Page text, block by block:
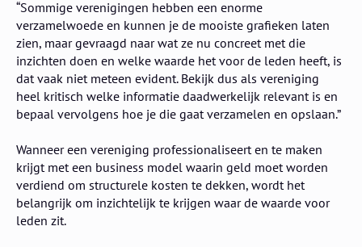
“Sommige verenigingen hebben een enorme
verzamelwoede en kunnen je de mooiste grafieken laten
zien, maar gevraagd naar wat ze nu concreet met die
inzichten doen en welke waarde het voor de leden heeft, is
dat vaak niet meteen evident. Bekijk dus als vereniging
heel kritisch welke informatie daadwerkelijk relevant is en
bepaal vervolgens hoe je die gaat verzamelen en opslaan.”
Wanneer een vereniging professionaliseert en te maken
krijgt met een business model waarin geld moet worden
verdiend om structurele kosten te dekken, wordt het
belangrijk om inzichtelijk te krijgen waar de waarde voor
leden zit.